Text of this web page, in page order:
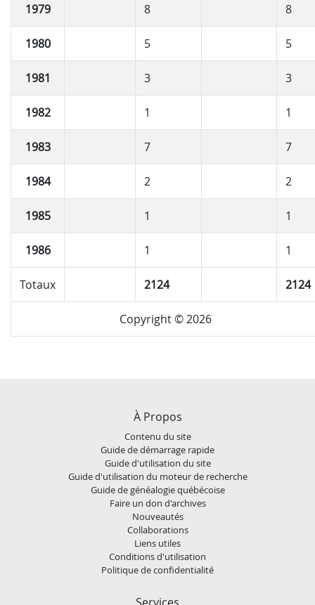
1979 8 8
1980 5 5
1981 3 3
1982 1 1
1983 7 7
1984 2 2
1985 1 1
1986 1 1
Totaux 2124 2124
Copyright © 2026
À Propos
Contenu du site
Guide de démarrage rapide
Guide d'utilisation du site
Guide d'utilisation du moteur de recherche
Guide de généalogie québécoise
Faire un don d'archives
Nouveautés
Collaborations
Liens utiles
Conditions d'utilisation
Politique de confidentialité